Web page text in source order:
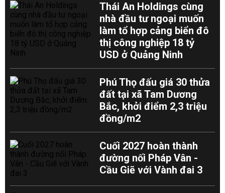
Thái An Holdings cùng
nhà đầu tư ngoại muốn
làm tổ hợp cảng biển đô
thị công nghiệp 18 tỷ
USD ở Quảng Ninh
Phú Thọ đấu giá 30 thửa
đất tại xã Tam Dương
Bắc, khởi điểm 2,3 triệu
đồng/m2
Cuối 2027 hoàn thành
đường nối Pháp Vân -
Cầu Giẽ với Vành đai 3